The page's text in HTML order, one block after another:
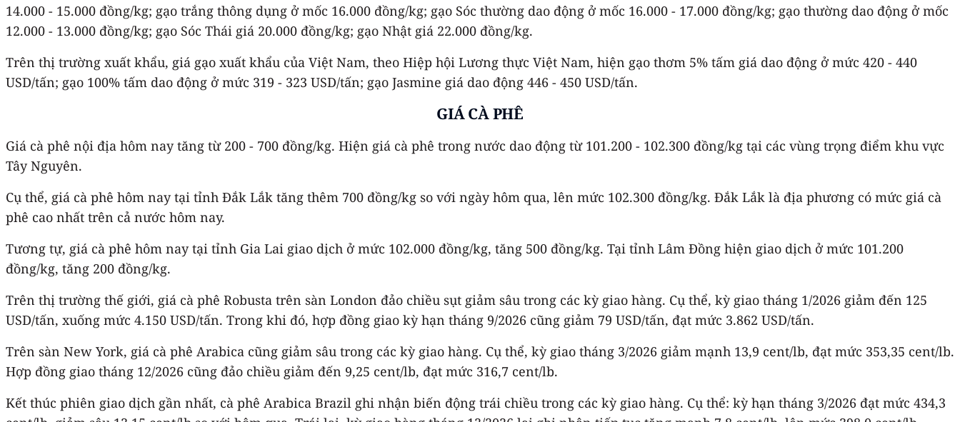
14.000 - 15.000 đồng/kg; gạo trắng thông dụng ở mốc 16.000 đồng/kg; gạo Sóc thường dao động ở mốc 16.000 - 17.000 đồng/kg; gạo thường dao động ở mốc
12.000 - 13.000 đồng/kg; gạo Sóc Thái giá 20.000 đồng/kg; gạo Nhật giá 22.000 đồng/kg.
Trên thị trường xuất khẩu, giá gạo xuất khẩu của Việt Nam, theo Hiệp hội Lương thực Việt Nam, hiện gạo thơm 5% tấm giá dao động ở mức 420 - 440
USD/tấn; gạo 100% tấm dao động ở mức 319 - 323 USD/tấn; gạo Jasmine giá dao động 446 - 450 USD/tấn.
GIÁ CÀ PHÊ
Giá cà phê nội địa hôm nay tăng từ 200 - 700 đồng/kg. Hiện giá cà phê trong nước dao động từ 101.200 - 102.300 đồng/kg tại các vùng trọng điểm khu vực
Tây Nguyên.
Cụ thể, giá cà phê hôm nay tại tỉnh Đắk Lắk tăng thêm 700 đồng/kg so với ngày hôm qua, lên mức 102.300 đồng/kg. Đắk Lắk là địa phương có mức giá cà
phê cao nhất trên cả nước hôm nay.
Tương tự, giá cà phê hôm nay tại tỉnh Gia Lai giao dịch ở mức 102.000 đồng/kg, tăng 500 đồng/kg. Tại tỉnh Lâm Đồng hiện giao dịch ở mức 101.200
đồng/kg, tăng 200 đồng/kg.
Trên thị trường thế giới, giá cà phê Robusta trên sàn London đảo chiều sụt giảm sâu trong các kỳ giao hàng. Cụ thể, kỳ giao tháng 1/2026 giảm đến 125
USD/tấn, xuống mức 4.150 USD/tấn. Trong khi đó, hợp đồng giao kỳ hạn tháng 9/2026 cũng giảm 79 USD/tấn, đạt mức 3.862 USD/tấn.
Trên sàn New York, giá cà phê Arabica cũng giảm sâu trong các kỳ giao hàng. Cụ thể, kỳ giao tháng 3/2026 giảm mạnh 13,9 cent/lb, đạt mức 353,35 cent/lb.
Hợp đồng giao tháng 12/2026 cũng đảo chiều giảm đến 9,25 cent/lb, đạt mức 316,7 cent/lb.
Kết thúc phiên giao dịch gần nhất, cà phê Arabica Brazil ghi nhận biến động trái chiều trong các kỳ giao hàng. Cụ thể: kỳ hạn tháng 3/2026 đạt mức 434,3